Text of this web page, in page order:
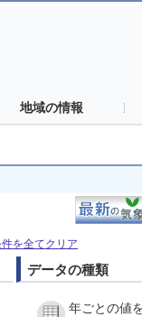
地域の情報
を全てクリア
データの種類
年ごとの値